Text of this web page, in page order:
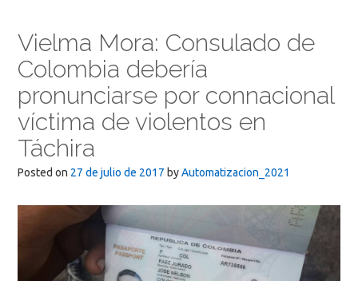
Vielma Mora: Consulado de
Colombia debería
pronunciarse por connacional
víctima de violentos en
Táchira
Posted on 27 de julio de 2017 byAutomatizacion_2021